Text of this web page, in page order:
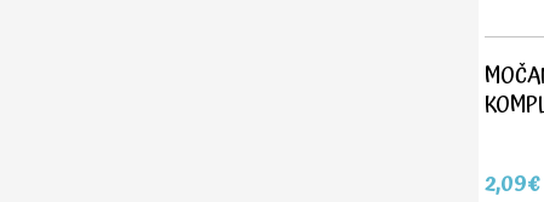
2,09€